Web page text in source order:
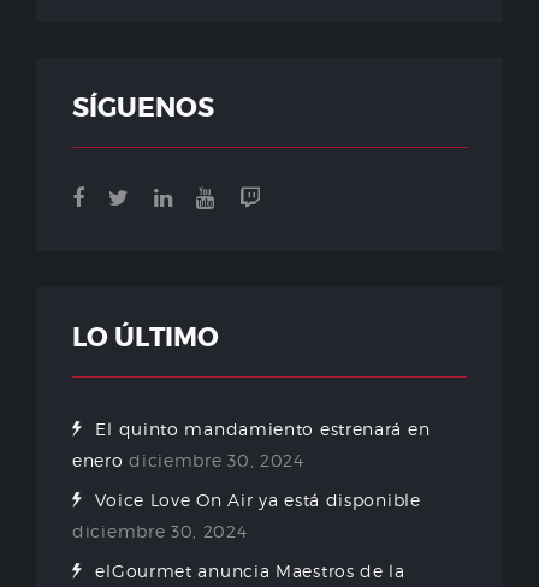
SÍGUENOS
LO ÚLTIMO
El quinto mandamiento estrenará en
enero diciembre 30, 2024
Voice Love On Air ya está disponible
diciembre 30, 2024
elGourmet anuncia Maestros de la